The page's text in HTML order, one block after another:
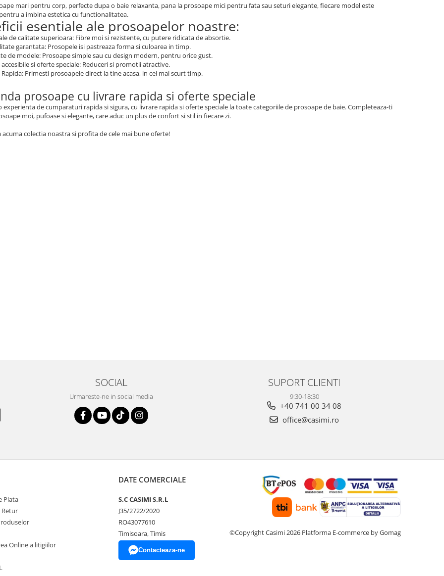
mari pentru corp, perfecte dupa o baie relaxanta, pana la prosoape mici pentru fata sau seturi elegante, fiecare model este
a imbina estetica cu functionalitatea.
esentiale ale prosoapelor noastre:
de calitate superioara: Fibre moi si rezistente, cu putere ridicata de absortie.
garantata: Prosopele isi pastreaza forma si culoarea in timp.
de modele: Prosoape simple sau cu design modern, pentru orice gust.
si oferte speciale: Reduceri si promotii atractive.
Rapida: Primesti prosoapele direct la tine acasa, in cel mai scurt timp.
prosoape cu livrare rapida si oferte speciale
experienta de cumparaturi rapida si sigura, cu livrare rapida si oferte speciale la toate categoriile de prosoape de baie. Completeaza-ti
moi, pufoase si elegante, care aduc un plus de confort si stil in fiecare zi.
acuma colectia noastra si profita de cele mai bune oferte!
SOCIAL
Urmareste-ne in social media
SUPORT CLIENTI
9:30-18:30
+40 741 00 34 08
office@casimi.ro
Plata
Retur
Online a litigiilor
DATE COMERCIALE
S.C CASIMI S.R.L
J35/2722/2020
RO43077610
Timisoara, Timis
Contacteaza-ne
©Copyright Casimi 2026 Platforma E-commerce by Gomag